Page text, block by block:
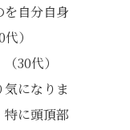
を自分自身
）
30代）
気になりま
に頭頂部